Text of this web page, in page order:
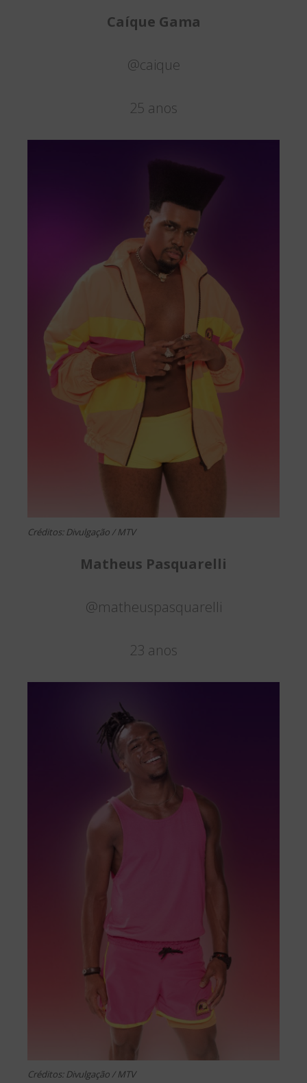
Caíque Gama
@caique
25 anos
Créditos: Divulgação / MTV
Matheus Pasquarelli
@matheuspasquarelli
23 anos
Créditos: Divulgação / MTV